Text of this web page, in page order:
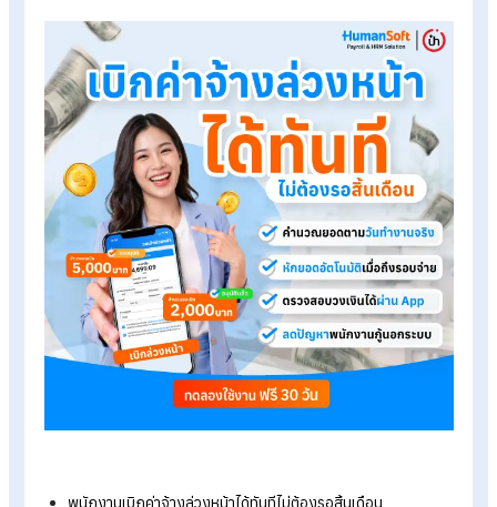
การเบิกเงินล่วงหน้าคืออะไร?
การเบิกเงินล่วงหน้าคือ สวัสดิการที่องค์กรอำนวยความสะดวกให้
พนักงานสามารถเบิกเงินเดือนบางส่วนล่วงหน้าก่อนถึงกำหนดการ
จ่ายเงินเดือน กรณีที่พนักงานอาจประสบปัญหาหรือมีความจำเป็น
ต้องการใช้เงินฉุกเฉิน
ใช้ HumanSoftx Jventures บริษัทคุณ
จะสะดวกขึ้นอย่างไร?
เมื่อเลือกใช้ HumanSoft นอกจากจะได้โปรแกรมเงินเดือนอัตโน
มืออาชีพแล้ว คุณจะได้ระบบเบิกเงินล่วงหน้าที่สะดวกและง่ายขึ้น เ
บริหารสวัสดิการอย่างง่ายดาย ดังนี้